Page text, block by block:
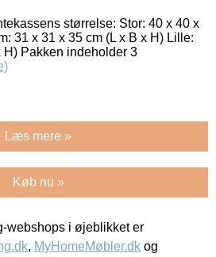
størrelse: Stor: 40 x 40 x
31 x 31 x 35 cm (L x B x H) Lille:
H) Pakken indeholder 3
Læs mere »
Køb nu »
webshops i øjeblikket er
, MyHomeMøbler.dk og